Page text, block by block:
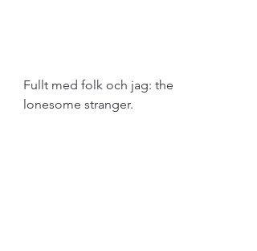
Fullt med folk och jag: the
lonesome stranger.